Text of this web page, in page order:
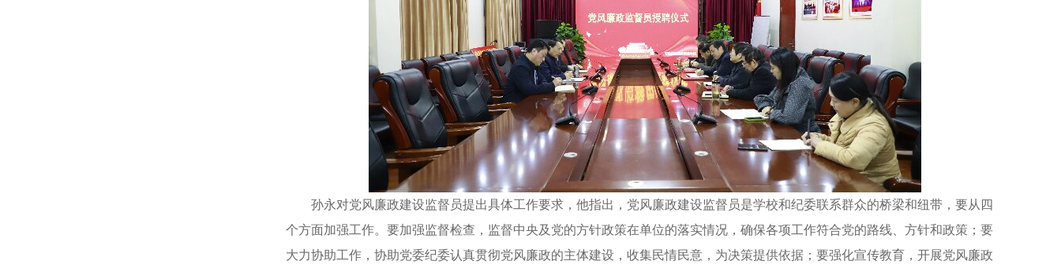
孙永对党风廉政建设监督员提出具体工作要求，他指出，党风廉政建设监督员是学校和纪委联系群众的桥梁和纽带，要从四
个方面加强工作。要加强监督检查，监督中央及党的方针政策在单位的落实情况，确保各项工作符合党的路线、方针和政策；要
大力协助工作，协助党委纪委认真贯彻党风廉政的主体建设，收集民情民意，为决策提供依据；要强化宣传教育，开展党风廉政